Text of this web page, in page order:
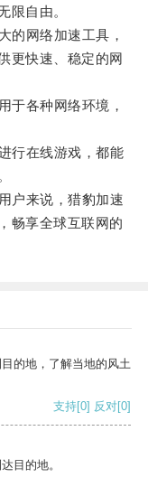
限自由。
网络加速工具，
更快速、稳定的网
各种网络环境，
在线游戏，都能
来说，猎豹加速
畅享全球互联网的
的地，了解当地的风土
支持[0] 反对[0]
目的地。